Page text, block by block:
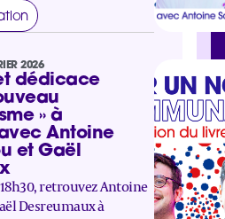
2026
dédicace
» à
Antoine
et Gaël
retrouvez Antoine
Desreumaux à